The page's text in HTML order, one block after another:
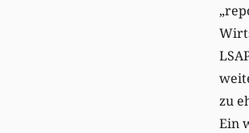
zu
Ein